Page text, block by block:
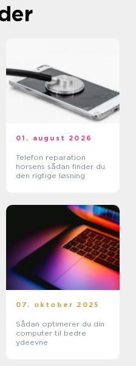
01. august 2026
Telefon reparation
horsens sådan finder du
den rigtige løsning
07. oktober 2025
Sådan optimerer du din
computer til bedre
ydeevne